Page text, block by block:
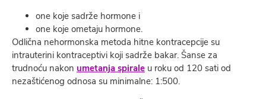
one koje sadrže hormone i
one koje ometaju hormone.
Odlična nehormonska metoda hitne kontracepcije su
intrauterini kontraceptivi koji sadrže bakar. Šanse za
trudnoću nakon umetanja spirale u roku od 120 sati od
nezaštićenog odnosa su minimalne: 1:500.